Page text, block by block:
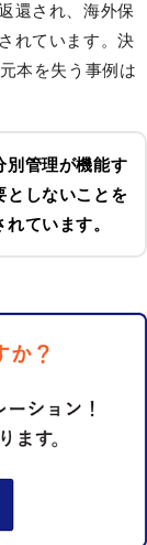
還され、海外保
れています。決
本を失う事例は
別管理が機能す
としないことを
ています。